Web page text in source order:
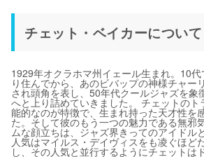
チェット・ベイカーについて
1929年オクラホマ州イェール生まれ。10
り住んでから、あのビバップの神様チャー
され頭角を表し、50年代クールジャズを象
へと上り詰めていきました。 チェットのト
能的なのが特徴で、生まれ持った天才性を
た。そして彼のもう一つの魅力である無邪
ムな顔立ちは、ジャズ界きってのアイドル
人気はマイルス・デイヴィスをも凌ぐほど
し、その人気と並行するようにチェットは